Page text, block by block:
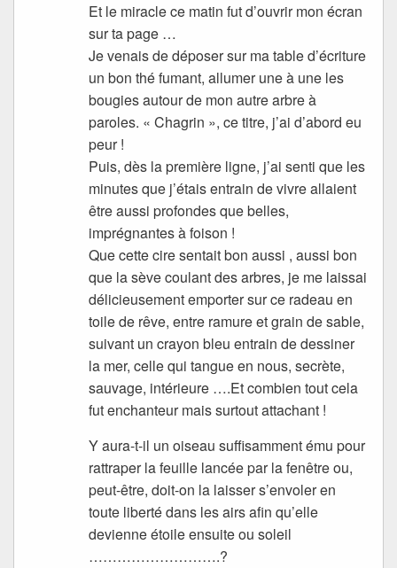
Et le miracle ce matin fut d’ouvrir mon écran
sur ta page …
Je venais de déposer sur ma table d’écriture
un bon thé fumant, allumer une à une les
bougies autour de mon autre arbre à
paroles. « Chagrin », ce titre, j’ai d’abord eu
peur !
Puis, dès la première ligne, j’ai senti que les
minutes que j’étais entrain de vivre allaient
être aussi profondes que belles,
imprégnantes à foison !
Que cette cire sentait bon aussi , aussi bon
que la sève coulant des arbres, je me laissai
délicieusement emporter sur ce radeau en
toile de rêve, entre ramure et grain de sable,
suivant un crayon bleu entrain de dessiner
la mer, celle qui tangue en nous, secrète,
sauvage, intérieure ….Et combien tout cela
fut enchanteur mais surtout attachant !
Y aura-t-il un oiseau suffisamment ému pour
rattraper la feuille lancée par la fenêtre ou,
peut-être, doit-on la laisser s’envoler en
toute liberté dans les airs afin qu’elle
devienne étoile ensuite ou soleil
……………………….?